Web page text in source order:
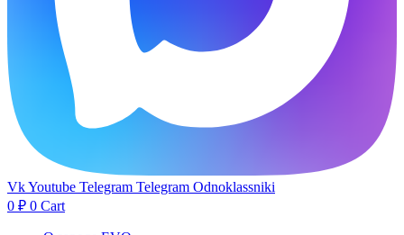
VkYoutube Telegram Telegram Odnoklassniki
0 ₽ 0 Cart